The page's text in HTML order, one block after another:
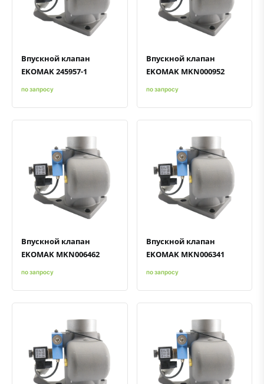
Быстрый просмотрДобавить к сравнению
Добавить в избранное
Впускной клапан
EKOMAK 245957-1
по запросу
Быстрый просмотрДобавить к сравнению
Добавить в избранное
Впускной клапан
EKOMAK MKN000952
по запросу
Быстрый просмотрДобавить к сравнению
Добавить в избранное
Впускной клапан
EKOMAK MKN006462
по запросу
Быстрый просмотрДобавить к сравнению
Добавить в избранное
Впускной клапан
EKOMAK MKN006341
по запросу
Быстрый просмотрДобавить к сравнению
Добавить в избранное Быстрый просмотрДобавить к сравнению
Добавить в избранное